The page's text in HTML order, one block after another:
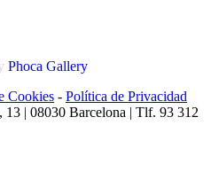
Phoca Gallery
Cookies - Política de Privacidad
13 | 08030 Barcelona | Tlf. 93 312